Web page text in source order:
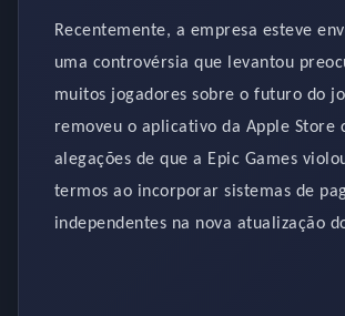
Recentemente, a empresa esteve
uma controvérsia que levantou
muitos jogadores sobre o futuro do
removeu o aplicativo da Apple Store
alegações de que a Epic Games
termos ao incorporar sistemas de
independentes na nova atualização